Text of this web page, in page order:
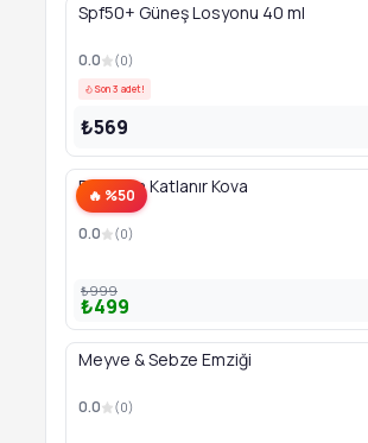
Spf50+ Güneş Losyonu 40 ml
0.0 (0)
Son 3 adet!
₺569
🔥 %50
Babyjem Katlanır Kova
0.0 (0)
₺999
₺499
Meyve & Sebze Emziği
0.0 (0)